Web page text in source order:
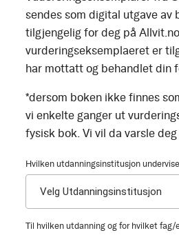
sendes som digital utgave av
tilgjengelig for deg på
vurderingseksemplaeret er
har mottatt og behandlet din
*dersom boken ikke finnes
vi enkelte ganger ut
fysisk bok. Vi vil da varsle
Hvilken utdanningsinstitusjon
Til hvilken utdanning og for hvilket fag/